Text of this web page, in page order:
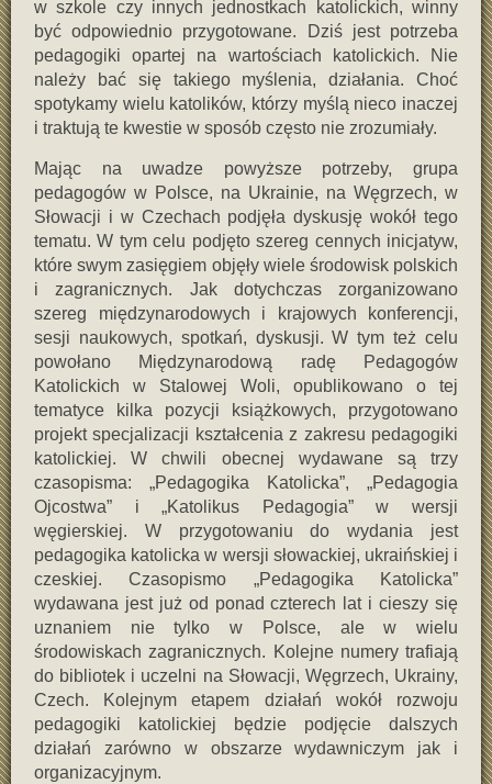
w szkole czy innych jednostkach katolickich, winny
być odpowiednio przygotowane. Dziś jest potrzeba
pedagogiki opartej na wartościach katolickich. Nie
należy bać się takiego myślenia, działania. Choć
spotykamy wielu katolików, którzy myślą nieco inaczej
i traktują te kwestie w sposób często nie zrozumiały.
Mając na uwadze powyższe potrzeby, grupa
pedagogów w Polsce, na Ukrainie, na Węgrzech, w
Słowacji i w Czechach podjęła dyskusję wokół tego
tematu. W tym celu podjęto szereg cennych inicjatyw,
które swym zasięgiem objęły wiele środowisk polskich
i zagranicznych. Jak dotychczas zorganizowano
szereg międzynarodowych i krajowych konferencji,
sesji naukowych, spotkań, dyskusji. W tym też celu
powołano Międzynarodową radę Pedagogów
Katolickich w Stalowej Woli, opublikowano o tej
tematyce kilka pozycji książkowych, przygotowano
projekt specjalizacji kształcenia z zakresu pedagogiki
katolickiej. W chwili obecnej wydawane są trzy
czasopisma: „Pedagogika Katolicka”, „Pedagogia
Ojcostwa” i „Katolikus Pedagogia” w wersji
węgierskiej. W przygotowaniu do wydania jest
pedagogika katolicka w wersji słowackiej, ukraińskiej i
czeskiej. Czasopismo „Pedagogika Katolicka”
wydawana jest już od ponad czterech lat i cieszy się
uznaniem nie tylko w Polsce, ale w wielu
środowiskach zagranicznych. Kolejne numery trafiają
do bibliotek i uczelni na Słowacji, Węgrzech, Ukrainy,
Czech. Kolejnym etapem działań wokół rozwoju
pedagogiki katolickiej będzie podjęcie dalszych
działań zarówno w obszarze wydawniczym jak i
organizacyjnym.